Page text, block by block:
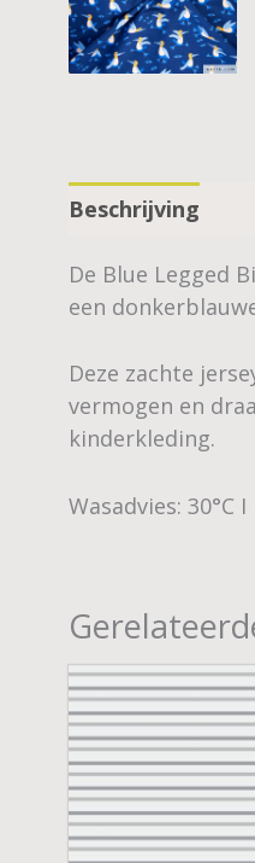
Beschrijving
De Blue Legged
een
Deze zachte
vermogen en
kinderkleding.
Wasadvies: